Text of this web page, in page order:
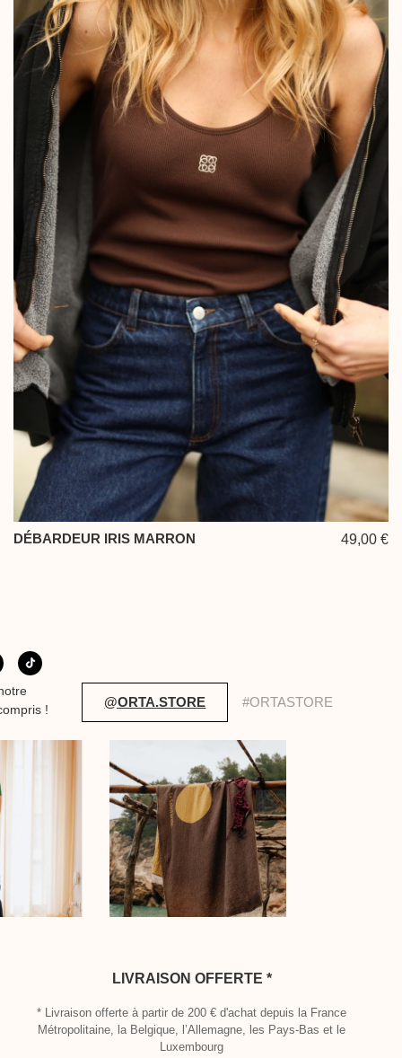
DÉBARDEUR IRIS MARRON 49,00 €
!
@ORTA.STORE #ORTASTORE
LIVRAISON OFFERTE *
* Livraison offerte à partir de 200 € d'achat depuis la France
Métropolitaine, la Belgique, l’Allemagne, les Pays-Bas et le
Luxembourg